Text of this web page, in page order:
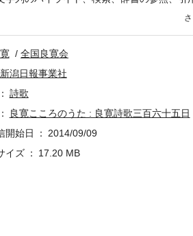
全国良寛会
新潟日報事業社
詩歌
良寛こころのうた : 良寛詩歌三百六十五日
開始日
2014/09/09
イズ
17.20 MB